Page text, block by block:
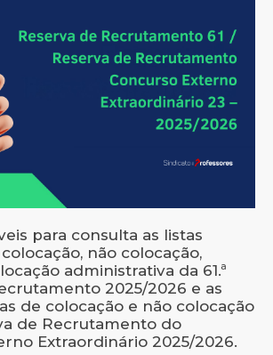
para consulta as listas
não colocação,
administrativa da 61.ª
2025/2026 e as
de colocação e não colocação
de Recrutamento do
Extraordinário 2025/2026.